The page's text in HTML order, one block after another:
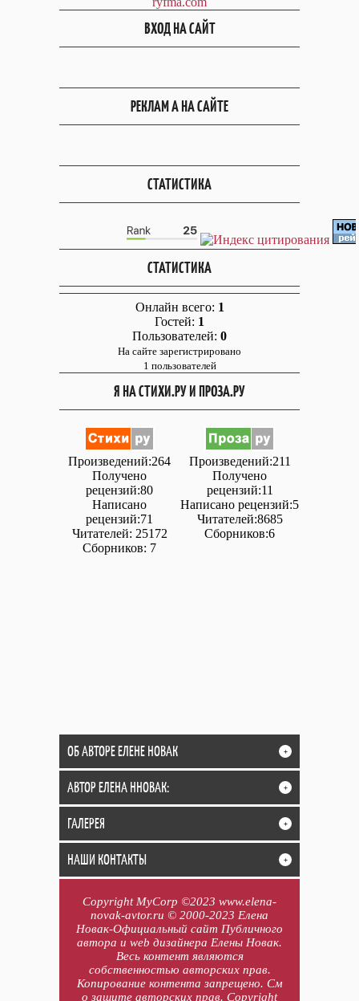
ВХОД НА САЙТ
РЕКЛАМ А НА САЙТЕ
СТАТИСТИКА
СТАТИСТИКА
Онлайн всего: 1
Гостей: 1
Пользователей: 0
На сайте зарегистрировано
1 пользователей
Я НА СТИХИ.РУ И ПРОЗА.РУ
Произведений:264
Получено
рецензий:80
Написано
рецензий:71
Читателей: 25172
Сборников: 7
Произведений:211
Получено
рецензий:11
Написано рецензий:5
Читателей:8685
Сборников:6
ОБ АВТОРЕ ЕЛЕНЕ НОВАК +
АВТОР ЕЛЕНА ННОВАК: +
ГАЛЕРЕЯ +
НАШИ КОНТАКТЫ +
Copyright MyCorp ©2023 www.elena-
novak-avtor.ru © 2000-2023 Елена
Новак-Официальный сайт Публичного
автора и web дизайнера Елены Новак.
Весь контент являются
собственностью авторских прав.
Копирование контента запрещено. См
о защите авторских прав. Copyright